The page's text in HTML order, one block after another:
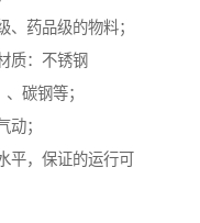
、药品级的物料；
质：不锈钢
、碳钢等；
动；
平，保证的运行可